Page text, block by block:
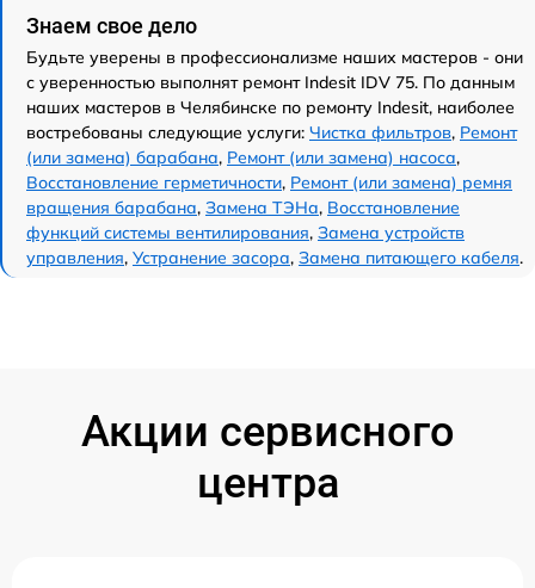
Знаем свое дело
Будьте уверены в профессионализме наших мастеров - они
с уверенностью выполнят ремонт Indesit IDV 75. По данным
наших мастеров в Челябинске по ремонту Indesit, наиболее
востребованы следующие услуги: Чистка фильтров, Ремонт
(или замена) барабана, Ремонт (или замена) насоса,
Восстановление герметичности, Ремонт (или замена) ремня
вращения барабана, Замена ТЭНа, Восстановление
функций системы вентилирования, Замена устройств
управления, Устранение засора, Замена питающего кабеля.
Акции сервисного
центра